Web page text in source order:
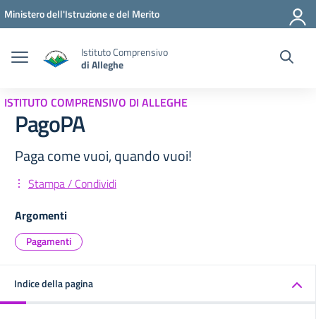
Vai ai contenuti
Vai al menu di navigazione
Vai al footer
Ministero dell'Istruzione e del Merito
Istituto Comprensivo
di Alleghe
ISTITUTO COMPRENSIVO DI ALLEGHE
PagoPA
Paga come vuoi, quando vuoi!
Stampa / Condividi
Argomenti
Pagamenti
Indice della pagina